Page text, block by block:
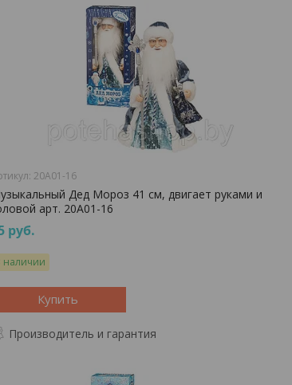
20A01-16
Дед Мороз 41 см, двигает руками и
арт. 20A01-16
руб.
наличии
Купить
Производитель и гарантия